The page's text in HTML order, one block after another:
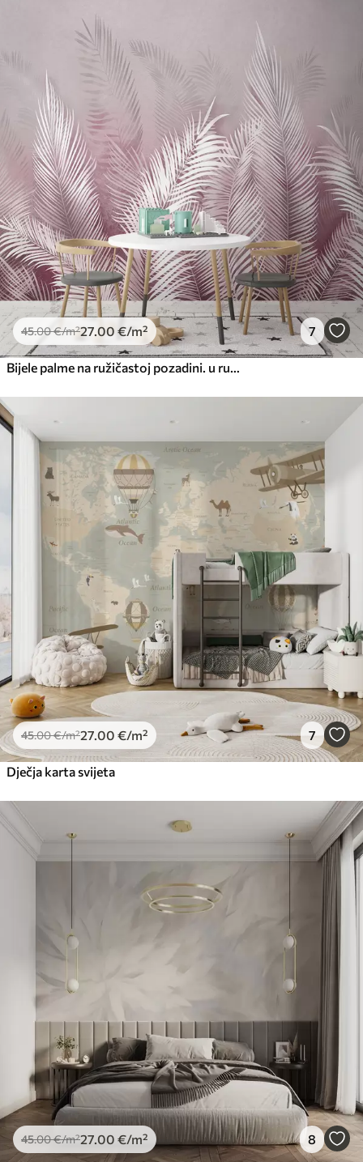
45.00€/m²27.00 €/m² 7
Bijele palme na ružičastoj pozadini. u ružičastim bojama
45.00€/m²27.00 €/m² 7
Dječja karta svijeta
45.00€/m²27.00 €/m² 8